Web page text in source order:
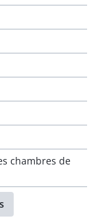
chambres de